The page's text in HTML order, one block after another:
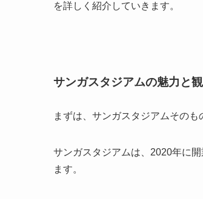
を詳しく紹介していきます。
サンガスタジアムの魅力と
まずは、サンガスタジアムそのも
サンガスタジアムは、2020年に
ます。